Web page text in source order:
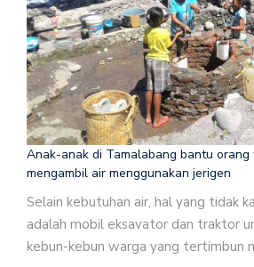
Anak-anak di Tamalabang bantu orang
mengambil air menggunakan jerigen
Selain kebutuhan air, hal yang tidak
adalah mobil eksavator dan traktor
kebun-kebun warga yang tertimbun